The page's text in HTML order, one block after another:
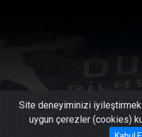
Site deneyiminizi
uygun çerezler (cookies)